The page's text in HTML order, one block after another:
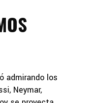
admirando los
Neymar,